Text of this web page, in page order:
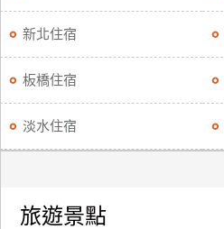
新北住宿
板橋住宿
淡水住宿
旅遊景點